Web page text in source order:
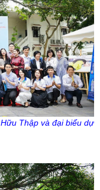
Thập và đại biểu dự